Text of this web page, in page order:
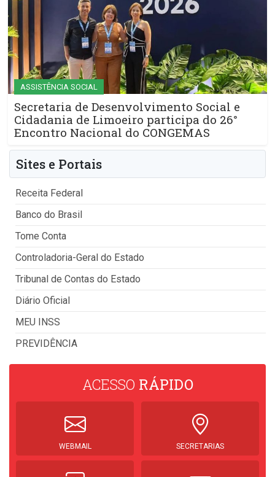
ASSISTÊNCIA SOCIAL
Secretaria de Desenvolvimento Social e
Cidadania de Limoeiro participa do 26°
Encontro Nacional do CONGEMAS
Sites e Portais
Receita Federal
Banco do Brasil
Tome Conta
Controladoria-Geral do Estado
Tribunal de Contas do Estado
Diário Oficial
MEU INSS
PREVIDÊNCIA
ACESSO RÁPIDO
WEBMAIL SECRETARIAS